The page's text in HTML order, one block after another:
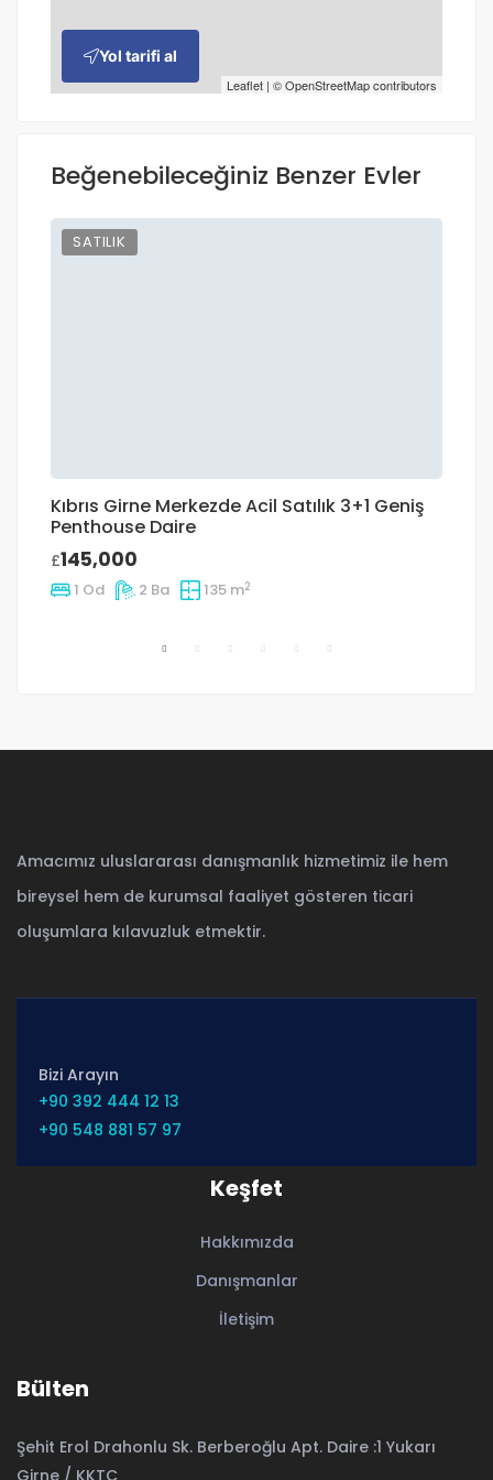
Leaflet | ©OpenStreetMapcontributors
Yol tarifi al
Beğenebileceğiniz Benzer Evler
SATILIK
Kıbrıs Girne Merkezde Acil Satılık 3+1 Geniş
Penthouse Daire
£145,000
1 Od 2 Ba 135 m2
Amacımız uluslararası danışmanlık hizmetimiz ile hem
bireysel hem de kurumsal faaliyet gösteren ticari
oluşumlara kılavuzluk etmektir.
Bizi Arayın
+90 392 444 12 13
+90 548 881 57 97
Keşfet
Hakkımızda
Danışmanlar
İletişim
Bülten
Şehit Erol Drahonlu Sk. Berberoğlu Apt. Daire :1 Yukarı
Girne / KKTC